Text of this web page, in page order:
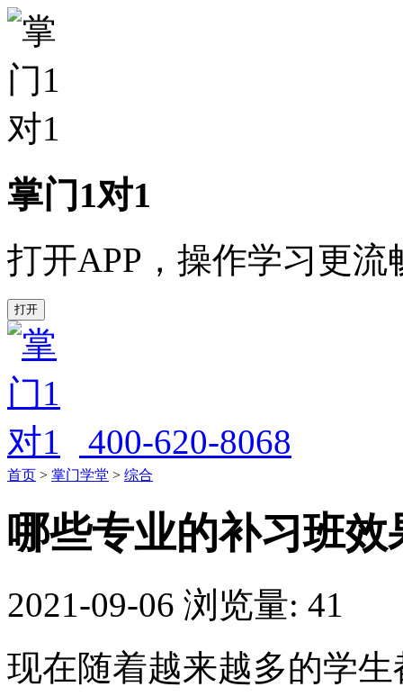
掌门1对1
打开APP，操作学习更流
打开
400-620-8068
首页 > 掌门学堂 > 综合
哪些专业的补习班效
2021-09-06 浏览量: 41
现在随着越来越多的学